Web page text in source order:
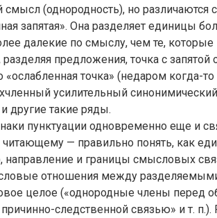
(однородность), но различаются
запятая». Она разделяет единицы
далекие по смыслу, чем те, которые
предложения, точка с запятой
точка» (недаром когда-то
усилительный
другие такие ряды.
пунктуации одновременно еще и
— правильно понять, как
направление и границы смысловых
отношения между
целое («однородные члены перед
следственной связью» и т. п.).